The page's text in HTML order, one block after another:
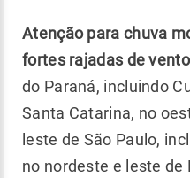
Atenção para chuva
fortes rajadas de vento
do Paraná, incluindo
Santa Catarina, no
leste de São Paulo,
no nordeste e leste de